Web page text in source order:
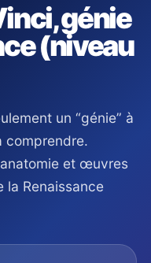
génie
(niveau
un “génie” à
comprendre.
et œuvres
la Renaissance